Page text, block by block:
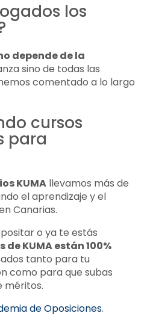
los
depende de la
sino de todas las
comentado a lo largo
cursos
para
KUMA llevamos más de
el aprendizaje y el
Canarias.
o ya te estás
de KUMA están 100%
tanto para tu
como para que subas
méritos.
de Oposiciones.